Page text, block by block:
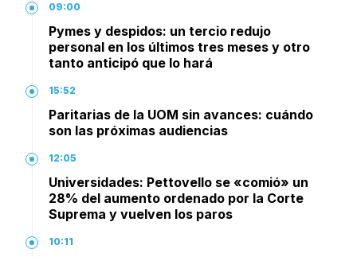
09:00
Pymes y despidos: un tercio redujo
personal en los últimos tres meses y otro
tanto anticipó que lo hará
15:52
Paritarias de la UOM sin avances: cuándo
son las próximas audiencias
12:05
Universidades: Pettovello se «comió» un
28% del aumento ordenado por la Corte
Suprema y vuelven los paros
10:11